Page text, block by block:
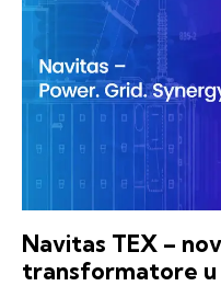
Navitas TEX –
transformatore u